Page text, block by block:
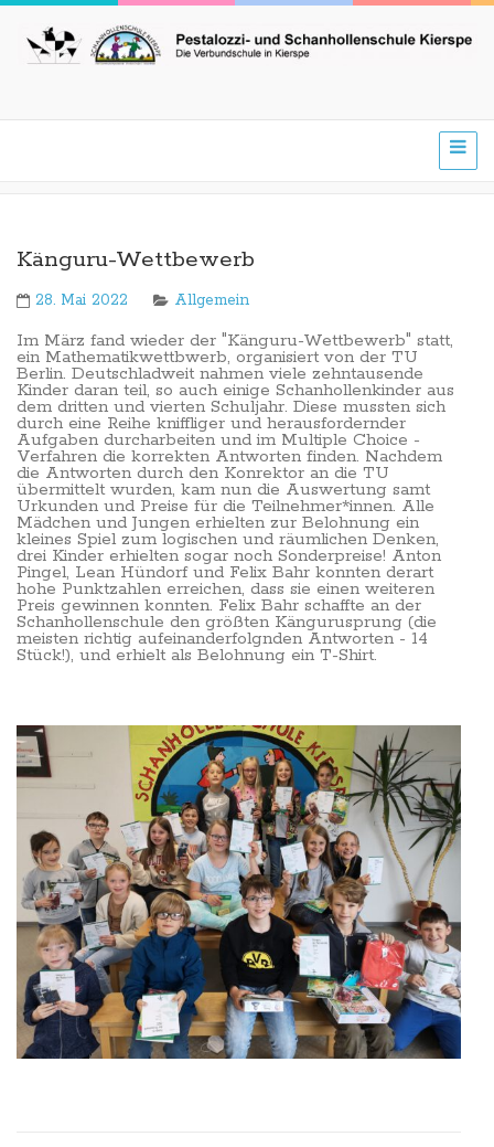
Känguru-Wettbewerb
28. Mai 2022 Allgemein
Im März fand wieder der "Känguru-Wettbewerb" statt,
ein Mathematikwettbwerb, organisiert von der TU
Berlin. Deutschladweit nahmen viele zehntausende
Kinder daran teil, so auch einige Schanhollenkinder aus
dem dritten und vierten Schuljahr. Diese mussten sich
durch eine Reihe kniffliger und herausfordernder
Aufgaben durcharbeiten und im Multiple Choice -
Verfahren die korrekten Antworten finden. Nachdem
die Antworten durch den Konrektor an die TU
übermittelt wurden, kam nun die Auswertung samt
Urkunden und Preise für die Teilnehmer*innen. Alle
Mädchen und Jungen erhielten zur Belohnung ein
kleines Spiel zum logischen und räumlichen Denken,
drei Kinder erhielten sogar noch Sonderpreise! Anton
Pingel, Lean Hündorf und Felix Bahr konnten derart
hohe Punktzahlen erreichen, dass sie einen weiteren
Preis gewinnen konnten. Felix Bahr schaffte an der
Schanhollenschule den größten Kängurusprung (die
meisten richtig aufeinanderfolgnden Antworten - 14
Stück!), und erhielt als Belohnung ein T-Shirt.